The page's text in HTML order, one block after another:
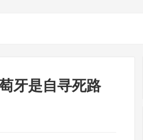
牙是自寻死路